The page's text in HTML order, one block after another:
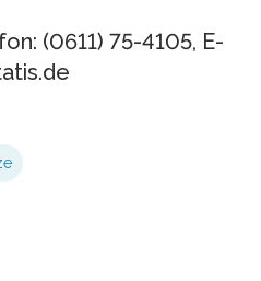
(0611) 75-4105, E-